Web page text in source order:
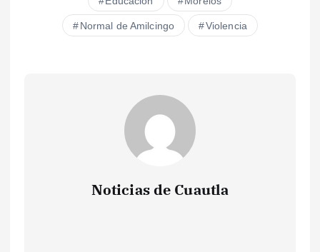
Normal de Amilcingo Violencia
Noticias de Cuautla